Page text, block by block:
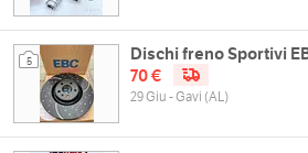
5
Dischi freno Sportivi
70 €
29 Giu - Gavi (AL)